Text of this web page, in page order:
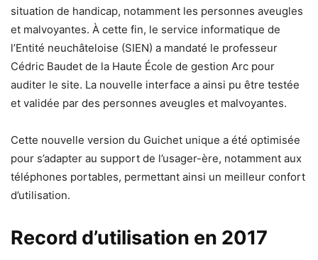
situation de handicap, notamment les personnes aveugles
et malvoyantes. À cette fin, le service informatique de
l’Entité neuchâteloise (SIEN) a mandaté le professeur
Cédric Baudet de la Haute École de gestion Arc pour
auditer le site. La nouvelle interface a ainsi pu être testée
et validée par des personnes aveugles et malvoyantes.
Cette nouvelle version du Guichet unique a été optimisée
pour s’adapter au support de l’usager-ère, notamment aux
téléphones portables, permettant ainsi un meilleur confort
d’utilisation.
Record d’utilisation en 2017